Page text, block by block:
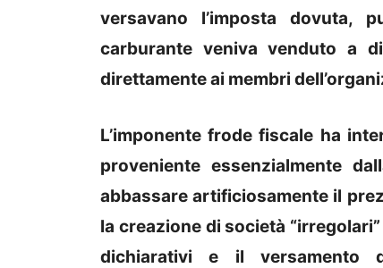
versavano l’imposta dovuta,
carburante veniva venduto a
direttamente ai membri
L’imponente frode fiscale ha
proveniente essenzialmente
abbassare artificiosamente il
la creazione di società
dichiarativi e il versamento